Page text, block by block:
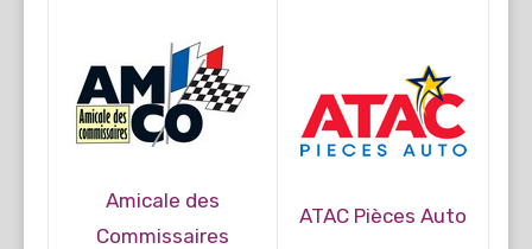
Amicale des
Commissaires
ATAC Pièces Auto